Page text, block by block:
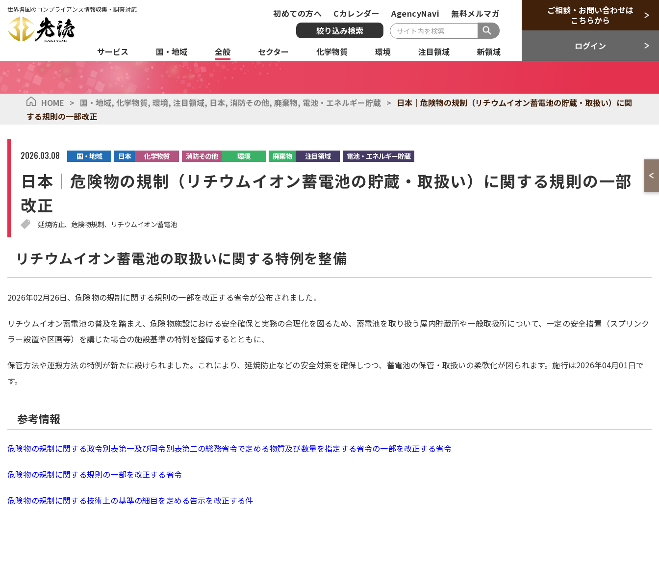
世界各国のコンプライアンス情報収集・調査対応 初めての方へ Cカレンダー AgencyNavi
無料メルマガ
絞り込み検索
サービス
国・地域 全般 セクター 化学物質 環境 注目領域 新領域
ご相談・お問い合わせは
こちらから
ログイン
複合条件検索
サービス 国・地域 全般 セクター
HOME > 国・地域, 化学物質, 環境, 注目領域, 日本, 消防その他, 廃棄物, 電池・エネルギー貯蔵 > 日本｜危険物の規制（リチウムイオン蓄電池の貯蔵・取扱い）に関
する規則の一部改正
2026.03.08 国・地域 日本 化学物質 消防その他 環境 廃棄物 注目領域 電池・エネルギー貯蔵
日本｜危険物の規制（リチウムイオン蓄電池の貯蔵・取扱い）に関する規則の一部
改正
延焼防止 危険物規制 リチウムイオン蓄電池
リチウムイオン蓄電池の取扱いに関する特例を整備
2026年02月26日、危険物の規制に関する規則の一部を改正する省令が公布されました。
リチウムイオン蓄電池の普及を踏まえ、危険物施設における安全確保と実務の合理化を図るため、蓄電池を取り扱う屋内貯蔵所や一般取扱所について、一定の安全措置（スプリンク
ラー設置や区画等）を講じた場合の施設基準の特例を整備するとともに、
保管方法や運搬方法の特例が新たに設けられました。これにより、延焼防止などの安全対策を確保しつつ、蓄電池の保管・取扱いの柔軟化が図られます。施行は2026年04月01日で
す。
参考情報
危険物の規制に関する政令別表第一及び同令別表第二の総務省令で定める物質及び数量を指定する省令の一部を改正する省令
危険物の規制に関する規則の一部を改正する省令
危険物の規制に関する技術上の基準の細目を定める告示を改正する件